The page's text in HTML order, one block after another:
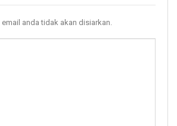
anda tidak akan disiarkan.